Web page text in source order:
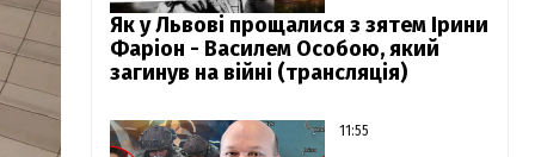
Як у Львові прощалися з зятем Ірини
Фаріон - Василем Особою, який
загинув на війні (трансляція)
11:55